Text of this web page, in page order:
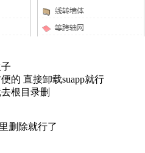
的 直接卸载suapp就行
根目录删
删除就行了